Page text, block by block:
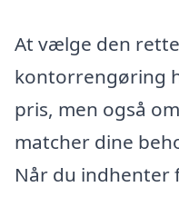
At vælge den
kontorrengøring
pris, men også
matcher dine
Når du indhenter